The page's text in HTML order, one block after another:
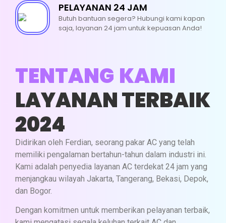
Whatsapp
CUCI AC
PELAYANAN 24 JAM
Butuh bantuan segera? Hubungi kami kapan
saja, layanan 24 jam untuk kepuasan Anda!
TENTANG KAMI
LAYANAN TERBAIK
2024
Didirikan oleh Ferdian, seorang pakar AC yang telah
memiliki pengalaman bertahun-tahun dalam industri ini.
Kami adalah penyedia layanan AC terdekat 24 jam yang
menjangkau wilayah Jakarta, Tangerang, Bekasi, Depok,
dan Bogor.
Dengan komitmen untuk memberikan pelayanan terbaik,